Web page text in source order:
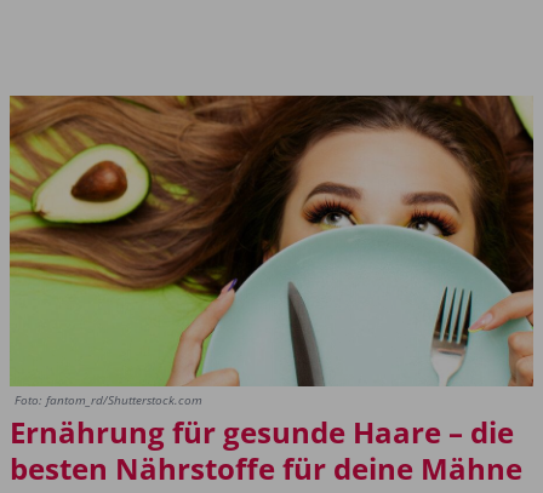
Foto: fantom_rd/Shutterstock.com
Ernährung für gesunde Haare – die
besten Nährstoffe für deine Mähne